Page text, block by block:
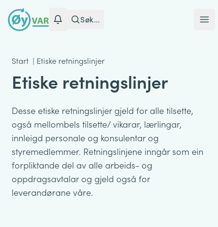
Søk...
Start | Etiske retningslinjer
Etiske retningslinjer
Desse etiske retningslinjer gjeld for alle tilsette,
også mellombels tilsette/ vikarar, lærlingar,
innleigd personale og konsulentar og
styremedlemmer. Retningslinjene inngår som ein
forpliktande del av alle arbeids- og
oppdragsavtalar og gjeld også for
leverandørane våre.